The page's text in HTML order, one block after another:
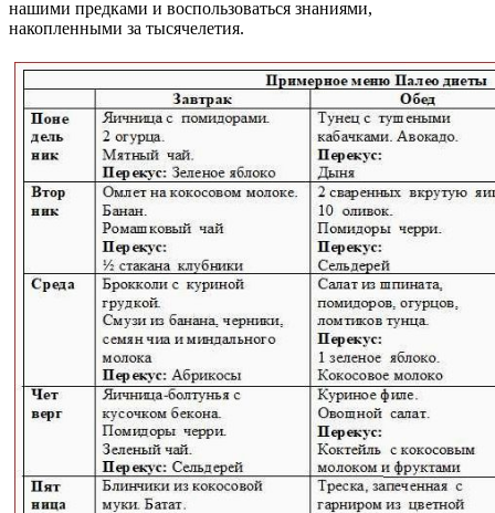
нашими предками и воспользоваться знаниями,
накопленными за тысячелетия.